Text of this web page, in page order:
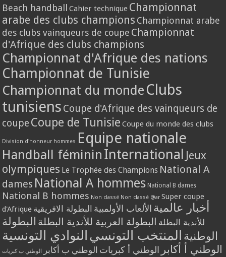
Beach handball Cahier technique Championnat
arabe des clubs champions Championnat arabe
des clubs vainqueurs de coupe Championnat
d'Afrique des clubs champions
Championnat d'Afrique des nations
Championnat de Tunisie
Championnat du monde Clubs
tunisiens Coupe d'Afrique des vainqueurs de
coupe Coupe de Tunisie Coupe du monde des clubs
Division d'honneur hommes Equipe nationale
Handball féminin International Jeux
olympiques Le Trophée des Champions National A
dames National A hommes National B dames
National B hommes Non classé Non classé @ar Super coupe
d'Afrique
أخبار عالمية الألعاب الأولمبية البطولة الافريقية
للأندية البطلة البطولة العربية للأندية البطلة البطولة
الوطنية المنتخب التونسي النوادي التونسية
الوطني أ أكابر الوطني أ كبريات الوطني ب أكابر الوطني ب كبريات